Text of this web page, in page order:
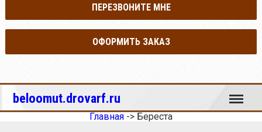
ПЕРЕЗВОНИТЕ МНЕ
ОФОРМИТЬ ЗАКАЗ
beloomut.drovarf.ru Меню
Главная -> Береста